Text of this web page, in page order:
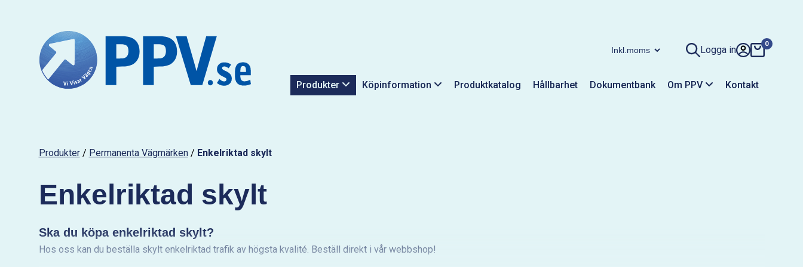
Logga in
0
Produkter Köpinformation Produktkatalog Hållbarhet Dokumentbank Om PPV Kontakt
Produkter/ Permanenta Vägmärken/ Enkelriktad skylt
Enkelriktad skylt
Ska du köpa enkelriktad skylt?
Hos oss kan du beställa skylt enkelriktad trafik av högsta kvalité. Beställ direkt i vår webbshop!